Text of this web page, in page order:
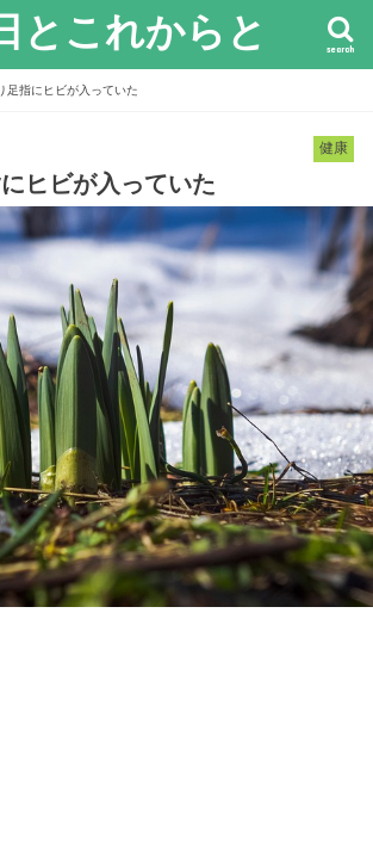
とこれからと search
足指にヒビが入っていた
健康
ヒビが入っていた